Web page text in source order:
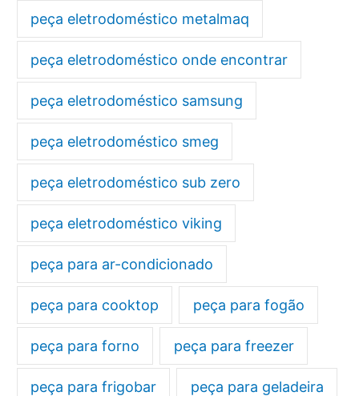
peça eletrodoméstico metalmaq
peça eletrodoméstico onde encontrar
peça eletrodoméstico samsung
peça eletrodoméstico smeg
peça eletrodoméstico sub zero
peça eletrodoméstico viking
peça para ar-condicionado
peça para cooktop peça para fogão
peça para forno peça para freezer
peça para frigobar peça para geladeira